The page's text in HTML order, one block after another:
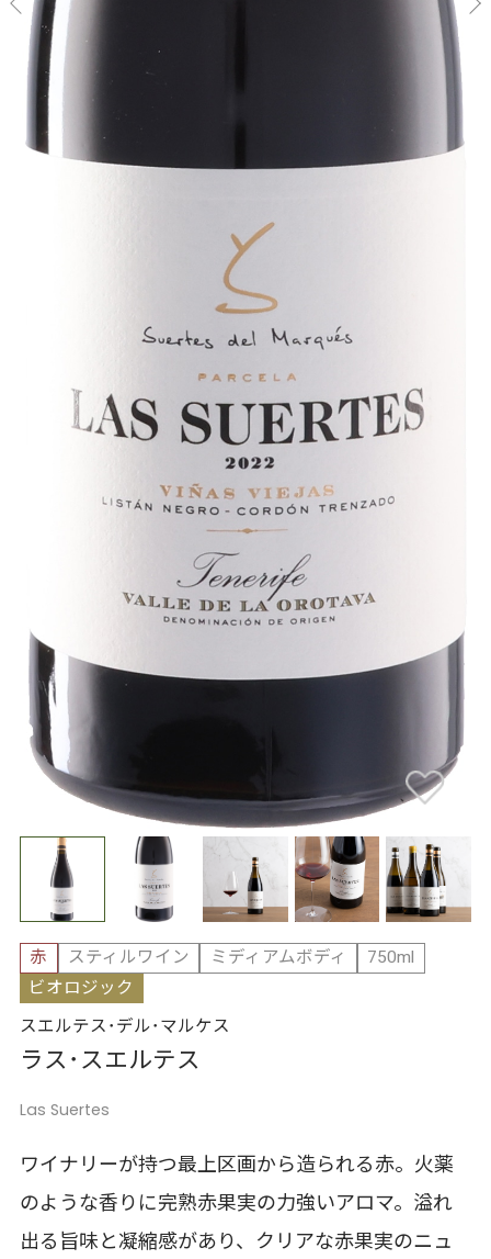
赤 スティルワイン ミディアムボディ
750ml
ビオロジック
スエルテス･デル･マルケス
ラス･スエルテス
Las Suertes
ワイナリーが持つ最上区画から造られる赤。火薬
のような香りに完熟赤果実の力強いアロマ。溢れ
出る旨味と凝縮感があり、クリアな赤果実のニュ